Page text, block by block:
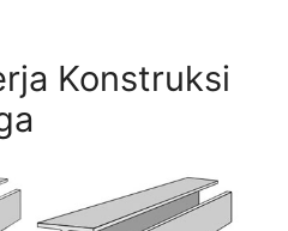
Konstruksi